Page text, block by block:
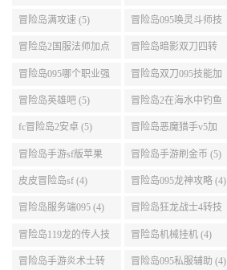
升级路线 (5)
冒险岛满攻速 (5) 冒险岛095唤灵斗师技
能介绍 (5)
冒险岛2国服法师加点
(5)
冒险岛暗影双刀四转
任务 (5)
冒险岛095哪个职业强
势 (5)
冒险岛双刀095技能加
点 (5)
冒险岛英雄吧 (5) 冒险岛2在海水中钓鱼
(5)
fc冒险岛2安卓 (5) 冒险岛恶魔猎手v5加
点 (5)
冒险岛手游sf版苹果
(5)
冒险岛手游刷金币 (5)
皮皮冒险岛sf (4) 冒险岛095龙神攻略 (4)
冒险岛服务端095 (4) 冒险岛狂龙战士4转技
能加点 (4)
冒险岛119龙的传人技
能加点 (4)
冒险岛机械挂机 (4)
冒险岛手游炎术士转 冒险岛095私服辅助 (4)